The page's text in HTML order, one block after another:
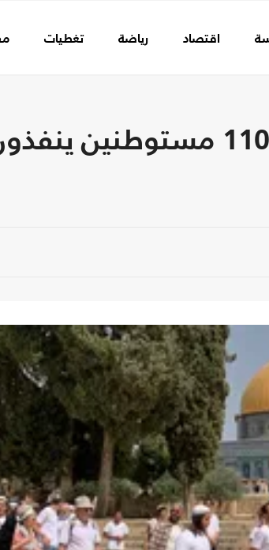
اقتصاد رياضة تغطيات
اقتحامات متواصلة للأقصى..